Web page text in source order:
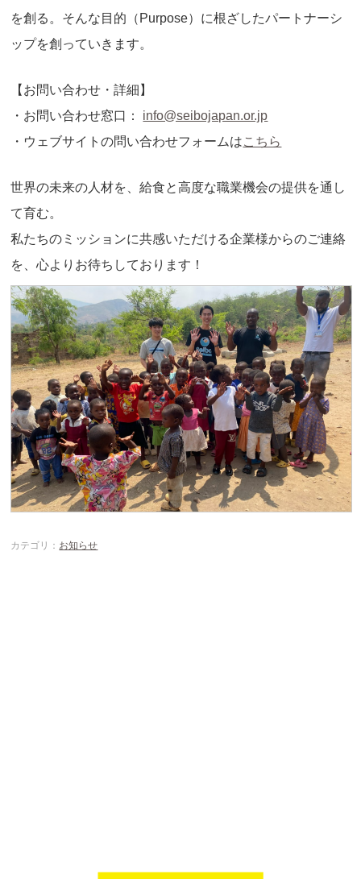
を創る。そんな目的（Purpose）に根ざしたパートナーシ
ップを創っていきます。
【お問い合わせ・詳細】
・お問い合わせ窓口： info@seibojapan.or.jp
・ウェブサイトの問い合わせフォームはこちら
世界の未来の人材を、給食と高度な職業機会の提供を通し
て育む。
私たちのミッションに共感いただける企業様からのご連絡
を、心よりお待ちしております！
カテゴリ： お知らせ